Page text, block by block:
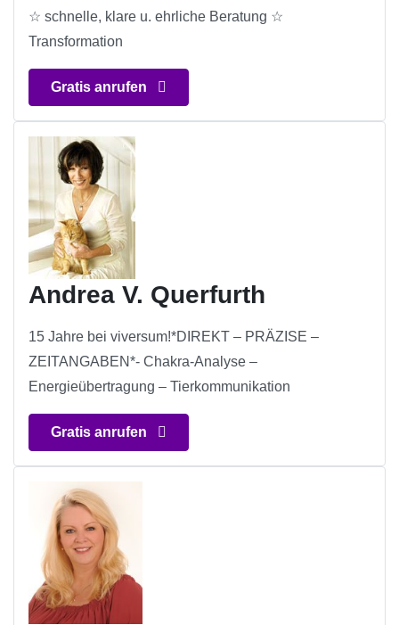
☆ schnelle, klare u. ehrliche Beratung ☆
Transformation
Gratis anrufen
Andrea V. Querfurth
15 Jahre bei viversum!*DIREKT – PRÄZISE –
ZEITANGABEN*- Chakra-Analyse –
Energieübertragung – Tierkommunikation
Gratis anrufen